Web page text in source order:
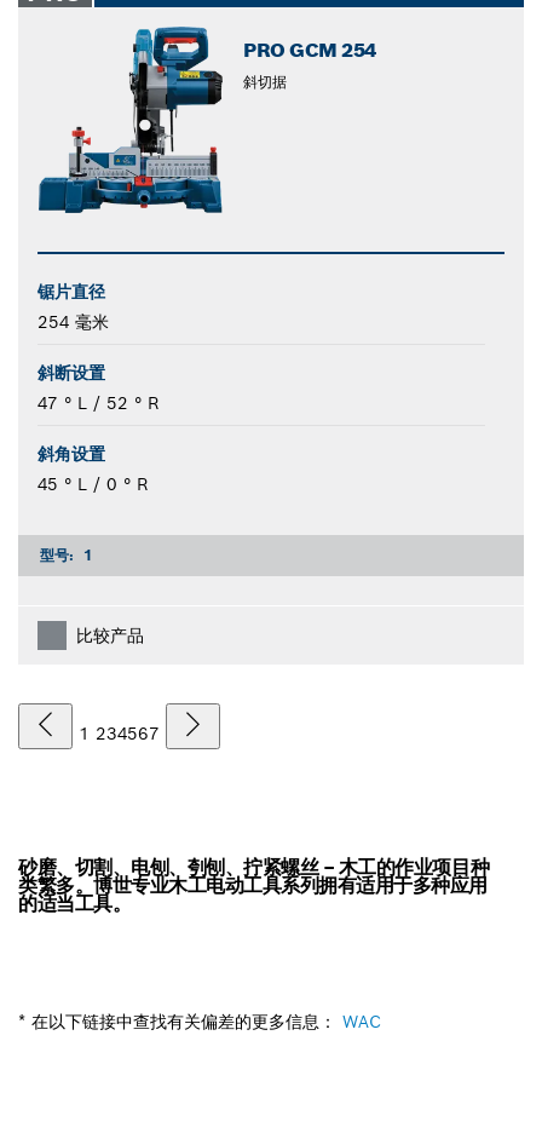
PRO GCM 254
斜切据
锯片直径
254 毫米
斜断设置
47 ° L / 52 ° R
斜角设置
45 ° L / 0 ° R
型号: 1
比较产品
1 234567
砂磨、切割、电刨、刳刨、拧紧螺丝 – 木工的作业项目种
类繁多。博世专业木工电动工具系列拥有适用于多种应用
的适当工具。
* 在以下链接中查找有关偏差的更多信息： WAC